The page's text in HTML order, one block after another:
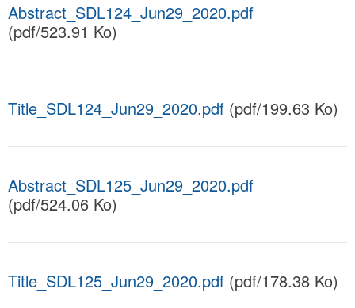
Abstract_SDL124_Jun29_2020.pdf
(pdf/523.91 Ko)
Title_SDL124_Jun29_2020.pdf (pdf/199.63 Ko)
Abstract_SDL125_Jun29_2020.pdf
(pdf/524.06 Ko)
Title_SDL125_Jun29_2020.pdf (pdf/178.38 Ko)